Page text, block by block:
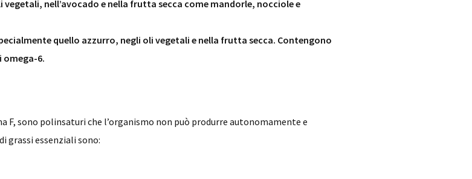
nell’avocado e nella frutta secca come mandorle, nocciole e
quello azzurro, negli oli vegetali e nella frutta secca. Contengono
omega-6.
F, sono polinsaturi che l’organismo non può produrre autonomamente e
grassi essenziali sono: